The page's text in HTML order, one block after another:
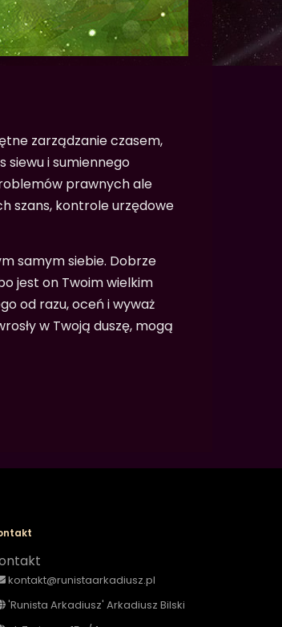
zarządzanie czasem,
siewu i sumiennego
prawnych ale
szans, kontrole urzędowe
samym siebie. Dobrze
jest on Twoim wielkim
od razu, oceń i wyważ
w Twoją duszę, mogą
kontakt@runistaarkadiusz.pl
'Runista Arkadiusz' Arkadiusz Bilski